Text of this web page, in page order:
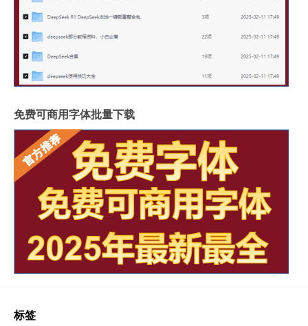
免费可商用字体批量下载
标签